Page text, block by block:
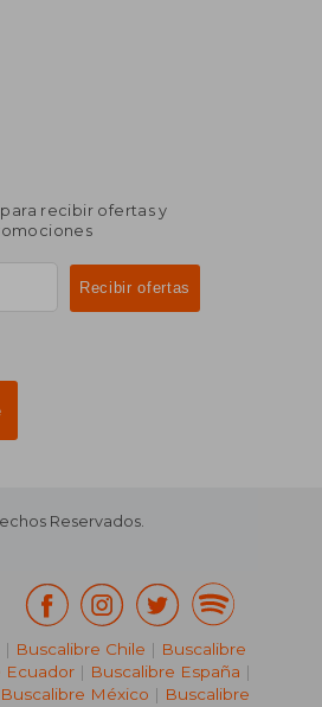
recibir ofertas y
Reservados.
| Buscalibre Chile | Buscalibre
Ecuador | Buscalibre España |
Buscalibre México | Buscalibre